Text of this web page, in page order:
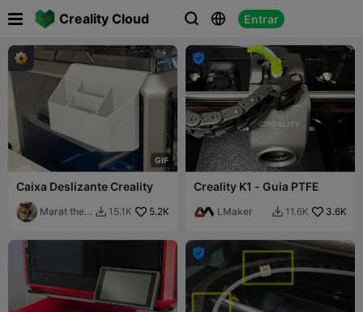
Creality Cloud   Entrar
 
GIF
Caixa Deslizante Creality
Marat the
 15.1K 5.2K

Creality K1 - Guia PTFE
LMaker  11.6K 3.6K
